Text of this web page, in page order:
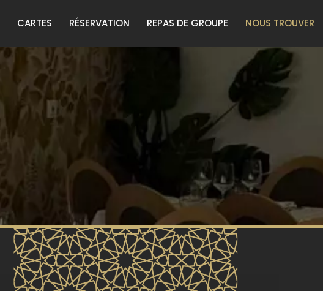
CARTES RÉSERVATION REPAS DE GROUPE NOUS TROUVER